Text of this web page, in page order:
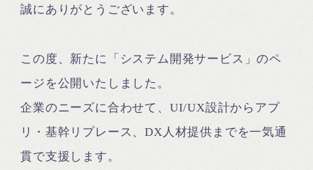
誠にありがとうございます。
この度、新たに「システム開発サービス」のペ
ージを公開いたしました。
企業のニーズに合わせて、UI/UX設計からアプ
リ・基幹リプレース、DX人材提供までを一気通
貫で支援します。